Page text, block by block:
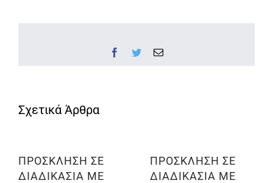
Facebook
TwitterEmail
ΠΡΟΣΚΛΗΣΗ ΣΕ
ΔΙΑΔΙΚΑΣΙΑ ΜΕ
ΠΡΟΣΚΛΗΣΗ ΣΕ
ΔΙΑΔΙΚΑΣΙΑ ΜΕ